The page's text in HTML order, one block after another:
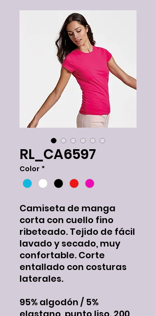
RL_CA6597
Color *
Camiseta de manga
corta con cuello fino
ribeteado. Tejido de fácil
lavado y secado, muy
confortable. Corte
entallado con costuras
laterales.
95% algodón / 5%